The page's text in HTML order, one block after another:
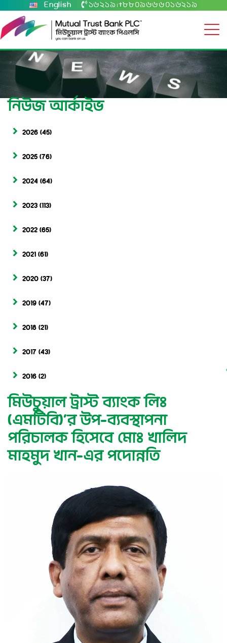
English ১৬২১৯ +৮৮০৯৬৬৬০১৬২১৯
নিউজ আর্কাইভ
2026 (45)
2025 (76)
2024 (64)
2023 (113)
2022 (65)
2021 (61)
2020 (37)
2019 (47)
2018 (21)
2017 (43)
2016 (2)
মিউচুয়াল ট্রাস্ট ব্যাংক লিঃ
(এমটিবি)’র উপ-ব্যবস্থাপনা
পরিচালক হিসেবে মোঃ খালিদ
মাহমুদ খান-এর পদোন্নতি